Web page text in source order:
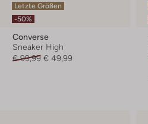
Letzte Größen
-50%
Converse
Sneaker High
€ 99,99 € 49,99